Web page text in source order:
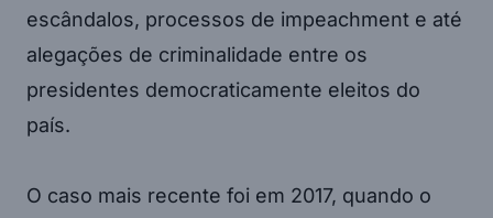
escândalos, processos de impeachment e até
alegações de criminalidade entre os
presidentes democraticamente eleitos do
país.
O caso mais recente foi em 2017, quando o